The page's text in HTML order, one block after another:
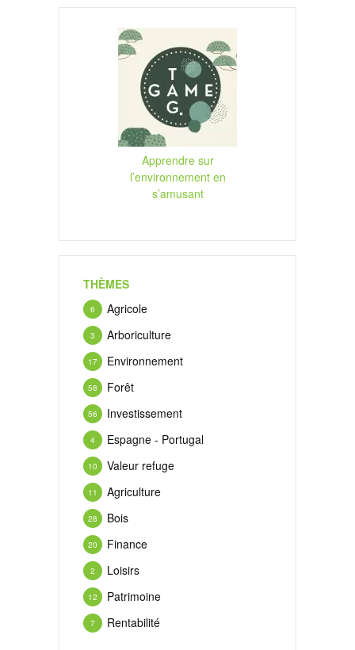
Apprendre sur
l’environnement en
s’amusant
THÈMES
Agricole
6
Arboriculture
3
Environnement
17
Forêt
58
Investissement
56
Espagne - Portugal
4
Valeur refuge
10
Agriculture
11
Bois
28
Finance
20
Loisirs
2
Patrimoine
12
Rentabilité
7